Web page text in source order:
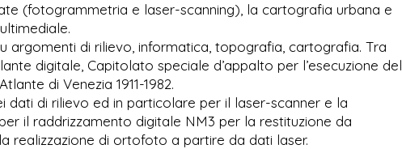
(fotogrammetria e laser-scanning), la cartografia urbana e
argomenti di rilievo, informatica, topografia, cartografia. Tra
digitale, Capitolato speciale d’appalto per l’esecuzione del
di Venezia 1911-1982.
di rilievo ed in particolare per il laser-scanner e la
il raddrizzamento digitale NM3 per la restituzione da
realizzazione di ortofoto a partire da dati laser.